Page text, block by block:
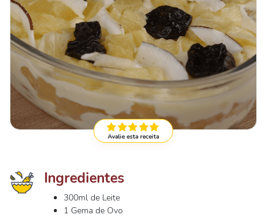
Avalie esta receita
Ingredientes
300ml de Leite
1 Gema de Ovo